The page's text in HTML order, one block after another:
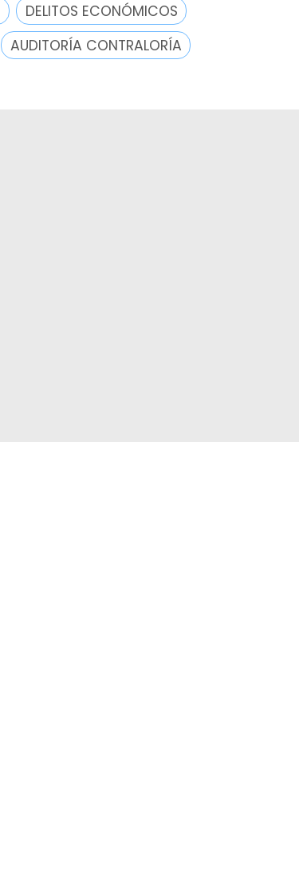
DELITOS ECONÓMICOS
AUDITORÍA CONTRALORÍA